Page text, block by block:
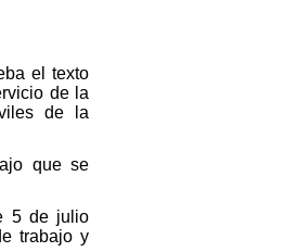
el texto
de la
de la
que se
5 de julio
trabajo y